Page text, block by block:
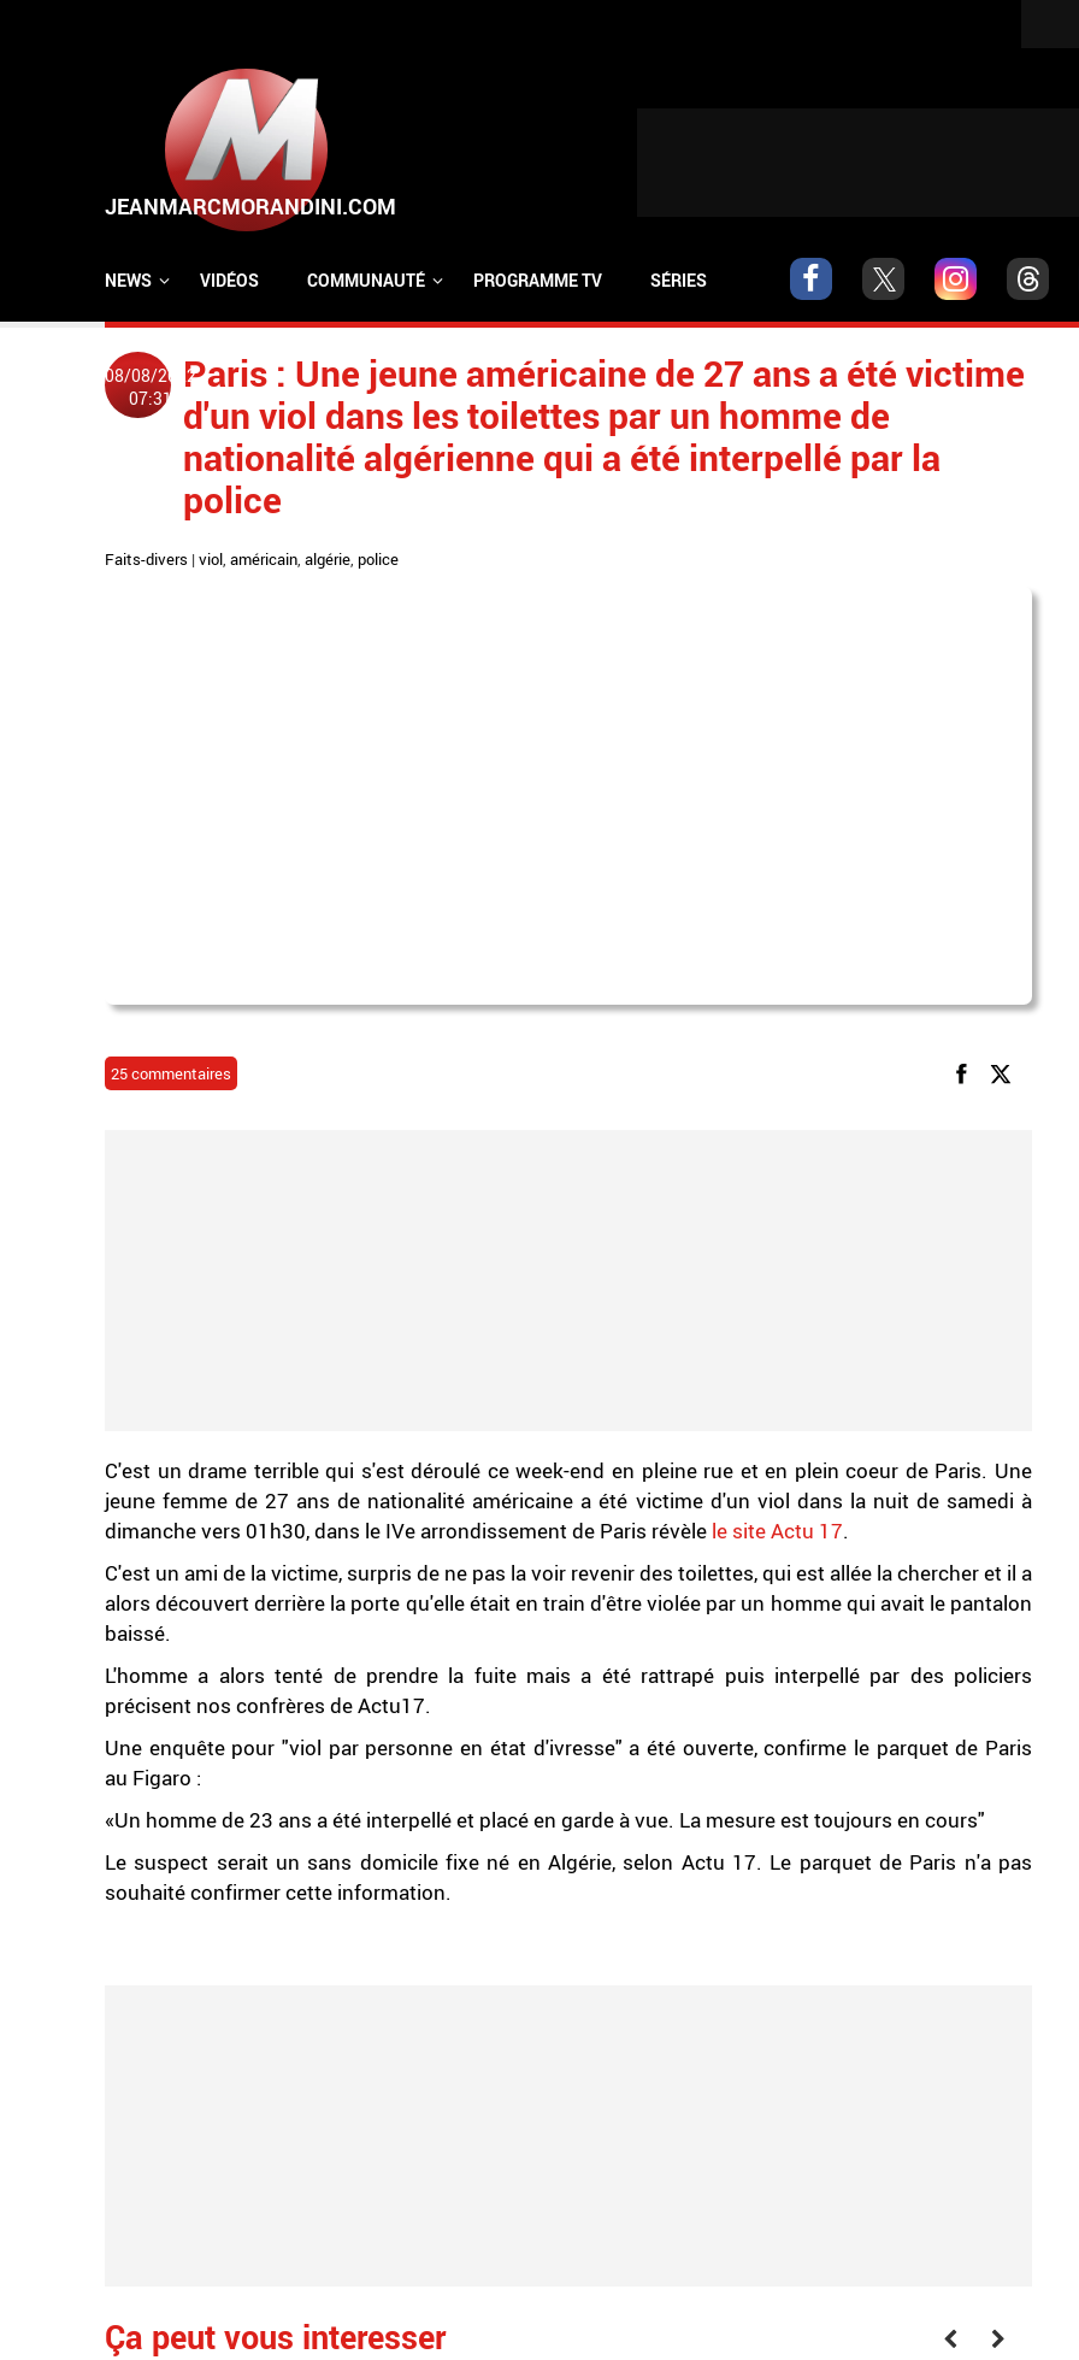
NEWS VIDÉOS COMMUNAUTÉ PROGRAMME TV SÉRIES
08/08/2022
07:31
Paris : Une jeune américaine de 27 ans a été victime
d'un viol dans les toilettes par un homme de
nationalité algérienne qui a été interpellé par la
police
Faits-divers | viol, américain, algérie, police
25 commentaires
C'est un drame terrible qui s'est déroulé ce week-end en pleine rue et en plein coeur de Paris. Une
jeune femme de 27 ans de nationalité américaine a été victime d'un viol dans la nuit de samedi à
dimanche vers 01h30, dans le IVe arrondissement de Paris révèle le site Actu 17.
C'est un ami de la victime, surpris de ne pas la voir revenir des toilettes, qui est allée la chercher et il a
alors découvert derrière la porte qu'elle était en train d'être violée par un homme qui avait le pantalon
baissé.
L'homme a alors tenté de prendre la fuite mais a été rattrapé puis interpellé par des policiers
précisent nos confrères de Actu17.
Une enquête pour "viol par personne en état d'ivresse" a été ouverte, confirme le parquet de Paris
au Figaro :
«Un homme de 23 ans a été interpellé et placé en garde à vue. La mesure est toujours en cours"
Le suspect serait un sans domicile fixe né en Algérie, selon Actu 17. Le parquet de Paris n'a pas
souhaité confirmer cette information.
Ça peut vous interesser